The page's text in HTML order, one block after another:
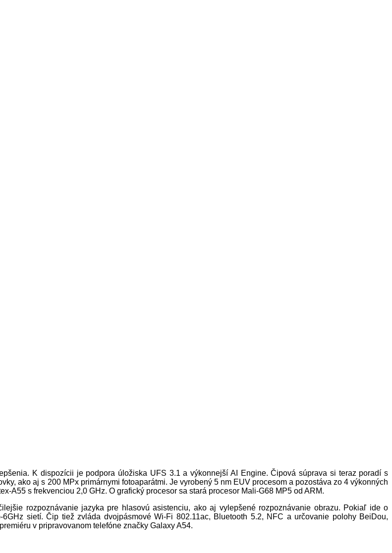
K dispozícii je podpora úložiska UFS 3.1 a výkonnejší AI Engine. Čipová súprava si teraz poradí s
ako aj s 200 MPx primárnymi fotoaparátmi. Je vyrobený 5 nm EUV procesom a pozostáva zo 4 výkonných
A55 s frekvenciou 2,0 GHz. O grafický procesor sa stará procesor Mali-G68 MP5 od ARM.
rozpoznávanie jazyka pre hlasovú asistenciu, ako aj vylepšené rozpoznávanie obrazu. Pokiaľ ide o
sietí. Čip tiež zvláda dvojpásmové Wi-Fi 802.11ac, Bluetooth 5.2, NFC a určovanie polohy BeiDou,
v pripravovanom telefóne značky Galaxy A54.